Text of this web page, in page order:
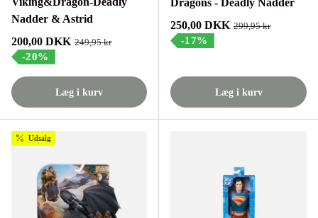
Nadder & Astrid
Tilbudspris
200,00 DKK Normalpris
249,95 kr
-20%
Læg i kurv
Dragons - Deadly Nadder
Tilbudspris
250,00 DKK Normalpris
299,95 kr
-17%
Læg i kurv
Udsalg